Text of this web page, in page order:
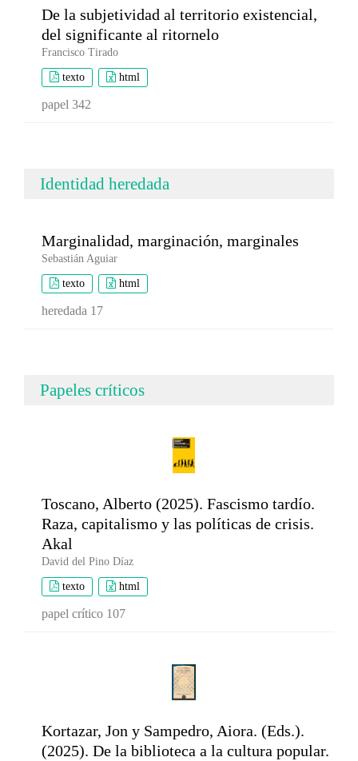
De la subjetividad al territorio existencial,
del significante al ritornelo
Francisco Tirado
texto html
papel 342
Identidad heredada
Marginalidad, marginación, marginales
Sebastián Aguiar
texto html
heredada 17
Papeles críticos
Toscano, Alberto (2025). Fascismo tardío.
Raza, capitalismo y las políticas de crisis.
Akal
David del Pino Díaz
texto html
papel crítico 107
Kortazar, Jon y Sampedro, Aiora. (Eds.).
(2025). De la biblioteca a la cultura popular.